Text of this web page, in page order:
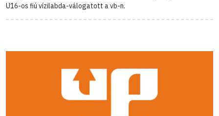
U16-os fiú vízilabda-válogatott a vb-n.